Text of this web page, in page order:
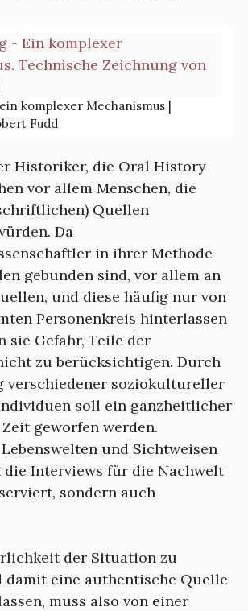
komplexer Mechanismus |
Fudd
Historiker, die Oral History
vor allem Menschen, die
Quellen
Da
in ihrer Methode
gebunden sind, vor allem an
und diese häufig nur von
Personenkreis hinterlassen
sie Gefahr, Teile der
zu berücksichtigen. Durch
verschiedener soziokultureller
soll ein ganzheitlicher
geworfen werden.
und Sichtweisen
Interviews für die Nachwelt
sondern auch
der Situation zu
damit eine authentische Quelle
muss also von einer